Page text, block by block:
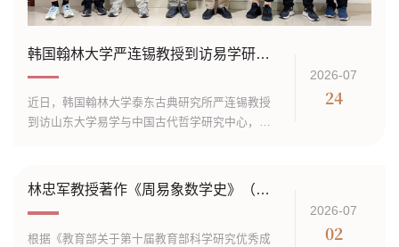
韩国翰林大学严连锡教授到访易学研究中心
近日，韩国翰林大学泰东古典研究所严连锡教授
到访山东大学易学与中国古代哲学研究中心，开
研究领域的学术互通，搭建跨国学术交流桥梁，
推动东亚易学文化研究的传承与创新发展。山东
学术交流活动，林忠军教授、张克宾教授、李秋
2026-07
24
林忠军教授著作《周易象数学史》（增订版）荣获第十届教育部人文社科优秀成果二等奖
根据《教育部关于第十届教育部科学研究优秀成
2026-07
02